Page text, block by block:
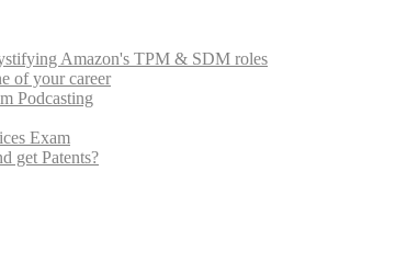
Amazon's TPM & SDM roles
of your career
Podcasting
Exam
get Patents?